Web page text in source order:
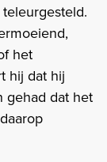
het
hij dat hij
gehad dat het